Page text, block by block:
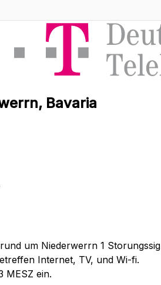
Bavaria
um Niederwerrn 1
Internet, TV, und Wi-fi.
MESZ ein.